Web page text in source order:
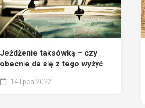
Jeżdżenie taksówką – czy
obecnie da się z tego wyżyć
14 lipca 2022